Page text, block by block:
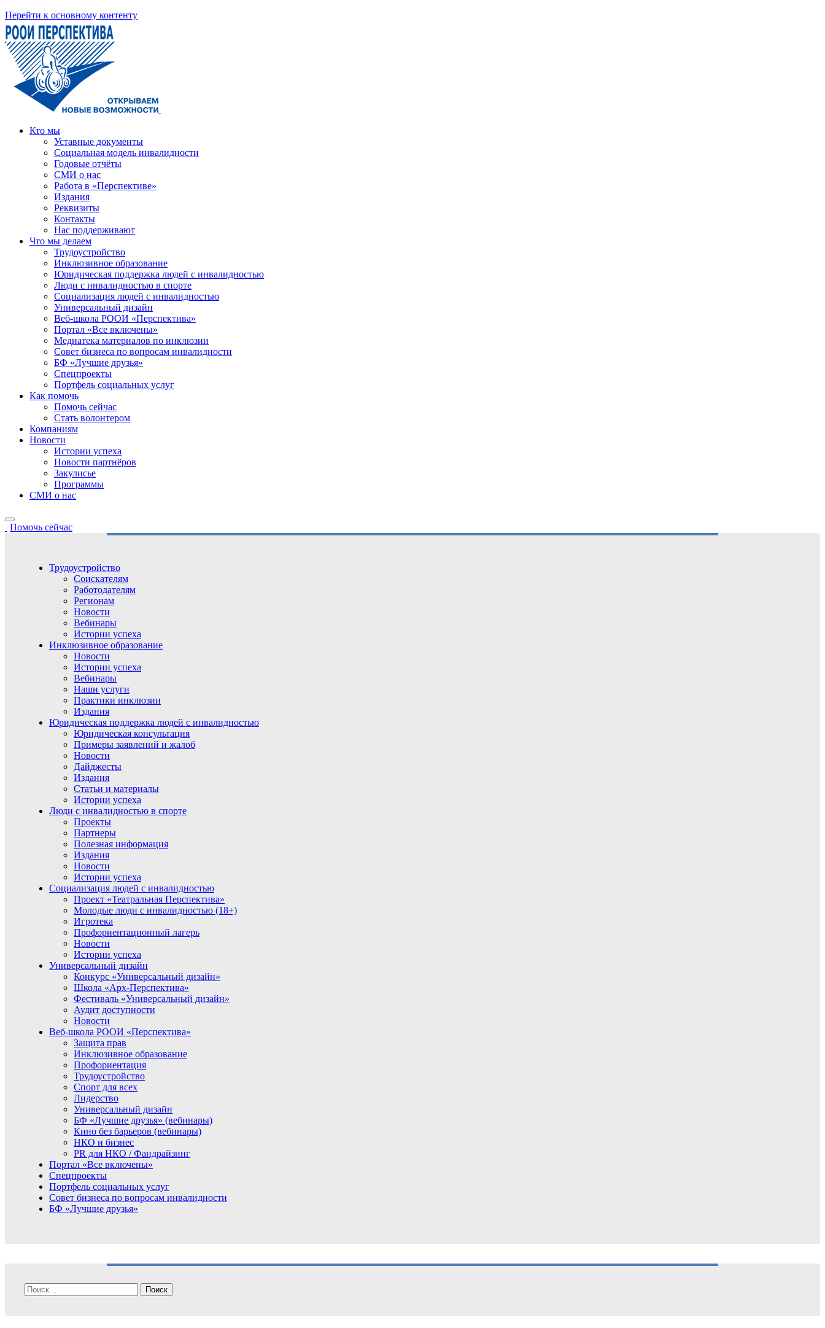
Перейти к основному контенту
Кто мы
Уставные документы
Социальная модель инвалидности
Годовые отчёты
СМИ о нас
Работа в «Перспективе»
Издания
Реквизиты
Контакты
Нас поддерживают
Что мы делаем
Трудоустройство
Инклюзивное образование
Юридическая поддержка людей с инвалидностью
Люди с инвалидностью в спорте
Социализация людей с инвалидностью
Универсальный дизайн
Веб-школа РООИ «Перспектива»
Портал «Все включены»
Медиатека материалов по инклюзии
Совет бизнеса по вопросам инвалидности
БФ «Лучшие друзья»
Спецпроекты
Портфель социальных услуг
Как помочь
Помочь сейчас
Стать волонтером
Компаниям
Новости
Истории успеха
Новости партнёров
Закулисье
Программы
СМИ о нас
Помочь сейчас
Трудоустройство
Соискателям
Работодателям
Регионам
Новости
Вебинары
Истории успеха
Инклюзивное образование
Новости
Истории успеха
Вебинары
Наши услуги
Практики инклюзии
Издания
Юридическая поддержка людей с инвалидностью
Юридическая консультация
Примеры заявлений и жалоб
Новости
Дайджесты
Издания
Статьи и материалы
Истории успеха
Люди с инвалидностью в спорте
Проекты
Партнеры
Полезная информация
Издания
Новости
Истории успеха
Социализация людей с инвалидностью
Проект «Театральная Перспектива»
Молодые люди с инвалидностью (18+)
Игротека
Профориентационный лагерь
Новости
Истории успеха
Универсальный дизайн
Конкурс «Универсальный дизайн»
Школа «Арх-Перспектива»
Фестиваль «Универсальный дизайн»
Аудит доступности
Новости
Веб-школа РООИ «Перспектива»
Защита прав
Инклюзивное образование
Профориентация
Трудоустройство
Спорт для всех
Лидерство
Универсальный дизайн
БФ «Лучшие друзья» (вебинары)
Кино без барьеров (вебинары)
НКО и бизнес
PR для НКО / Фандрайзинг
Портал «Все включены»
Спецпроекты
Портфель социальных услуг
Совет бизнеса по вопросам инвалидности
БФ «Лучшие друзья»
Найти: